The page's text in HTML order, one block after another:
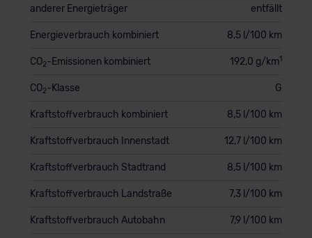
anderer Energieträger entfällt
Energieverbrauch kombiniert 8,5 l/100 km
CO2-Emissionen kombiniert 192,0 g/km1
CO2-Klasse G
Kraftstoffverbrauch kombiniert 8,5 l/100 km
Kraftstoffverbrauch Innenstadt 12,7 l/100 km
Kraftstoffverbrauch Stadtrand 8,5 l/100 km
Kraftstoffverbrauch Landstraße 7,3 l/100 km
Kraftstoffverbrauch Autobahn 7,9 l/100 km